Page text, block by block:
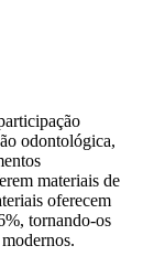
odontológica,
materiais de
oferecem
tornando-os